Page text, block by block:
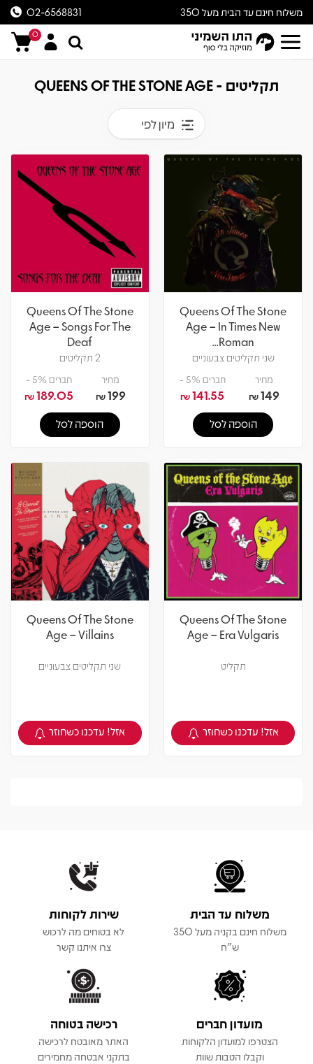
משלוח חינם עד הבית מעל 350
ש״ח
02-6568831
0
תקליטים - QUEENS OF THE STONE AGE
מיון לפי
Queens Of The Stone
Age – In Times New
Roman...
שני תקליטים צבעוניים
מחיר
149
₪
חברים 5% -
141.55
₪
הוספה לסל
Queens Of The Stone
Age – Songs For The
Deaf
2 תקליטים
מחיר
199
₪
חברים 5% -
189.05
₪
הוספה לסל
Queens Of The Stone
Age – Era Vulgaris
תקליט
צפיה במוצר
אזל! עדכנו כשחוזר
Queens Of The Stone
Age – Villains
שני תקליטים צבעוניים
צפיה במוצר
אזל! עדכנו כשחוזר
משלוח עד הבית
משלוח חינם בקניה מעל 350
ש"ח
שירות לקוחות
לא בטוחים מה לרכוש
צרו איתנו קשר
מועדון חברים
הצטרפו למועדון הלקוחות
וקבלו הטבות שוות
רכישה בטוחה
האתר מאובטח לרכישה
בתקני אבטחה מחמירים